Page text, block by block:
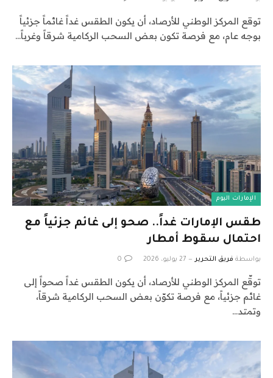
توقع المركز الوطني للأرصاد، أن يكون الطقس غداً غائماً جزئياً
بوجه عام، مع فرصة تكون بعض السحب الركامية شرقاً وغرباً…
الإمارات اليوم
طقس الإمارات غداً.. صحو إلى غائم جزئياً مع
احتمال سقوط أمطار
بواسطة فريق التحرير 27 يوليو، 2026 0
توقّع المركز الوطني للأرصاد، أن يكون الطقس غداً صحواً إلى
غائم جزئياً، مع فرصة تكوّن بعض السحب الركامية شرقاً،
وتمتد…